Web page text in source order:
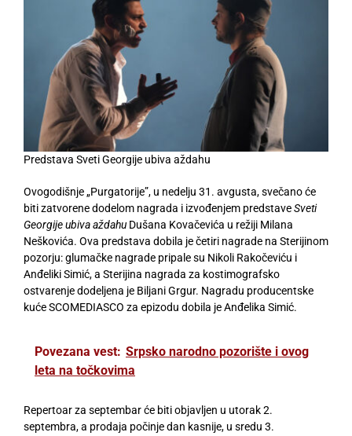
Predstava Sveti Georgije ubiva aždahu
Ovogodišnje „Purgatorije”, u nedelju 31. avgusta, svečano će
biti zatvorene dodelom nagrada i izvođenjem predstaveSveti
Georgije ubiva aždahu Dušana Kovačevića u režiji Milana
Neškovića. Ova predstava dobila je četiri nagrade na Sterijinom
pozorju: glumačke nagrade pripale su Nikoli Rakočeviću i
Anđeliki Simić, a Sterijina nagrada za kostimografsko
ostvarenje dodeljena je Biljani Grgur. Nagradu producentske
kuće SCOMEDIASCO za epizodu dobila je Anđelika Simić.
Povezana vest: Srpsko narodno pozorište i ovog
leta na točkovima
Repertoar za septembar će biti objavljen u utorak 2.
septembra, a prodaja počinje dan kasnije, u sredu 3.